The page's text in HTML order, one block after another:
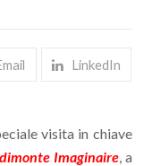
LinkedIn
visita in chiave
Imaginaire, a